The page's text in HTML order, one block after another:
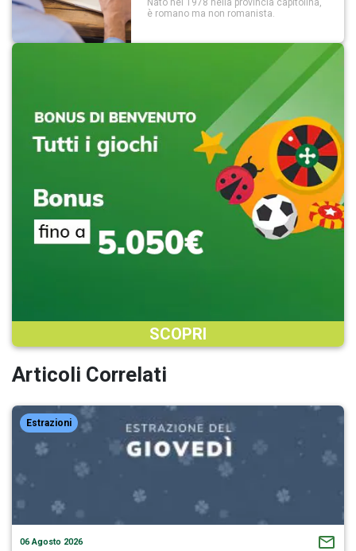
Nato nel 1978 nella provincia capitolina,
è romano ma non romanista.
SCOPRI
Articoli Correlati
Estrazioni
06 Agosto 2026